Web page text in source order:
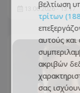
13.06.2026 - 13:17
βελτίωση
τρίτων
αυτούς
ακριβών
σας